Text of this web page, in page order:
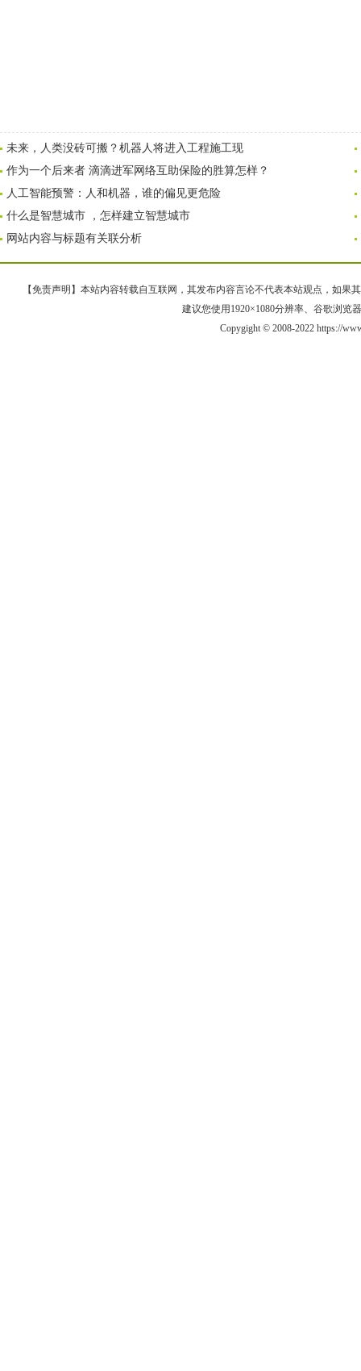
未来，人类没砖可搬？机器人将进入工程施工现
作为一个后来者 滴滴进军网络互助保险的胜算怎样？
人工智能预警：人和机器，谁的偏见更危险
什么是智慧城市 ，怎样建立智慧城市
网站内容与标题有关联分析
【免责声明】本站内容转载自互联网，其发布内容言论不代表本站观点，如果
建议您使用1920×1080分辨率、谷歌浏览
Copygight © 2008-2022 https://